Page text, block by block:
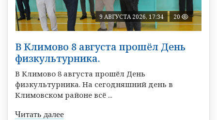
9 АВГУСТА 2026, 17:34 20
В Климово 8 августа прошёл День
физкультурника.
В Климово 8 августа прошёл День
физкультурника. На сегодняшний день в
Климовском районе всё ...
Читать далее